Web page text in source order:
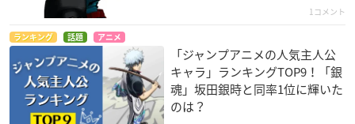
1コメント
ランキング 話題 アニメ
「ジャンプアニメの人気主人公
キャラ」ランキングTOP9！「銀
魂」坂田銀時と同率1位に輝いた
のは？